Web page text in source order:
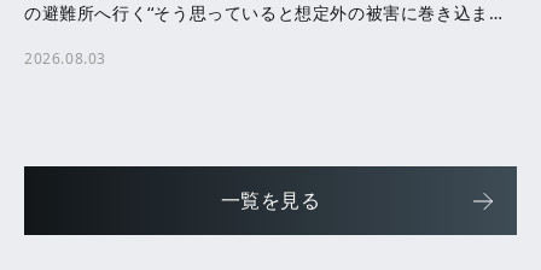
の避難所へ行く‘‘そう思っていると想定外の被害に巻き込まれ
2026.08.03
一覧を見る